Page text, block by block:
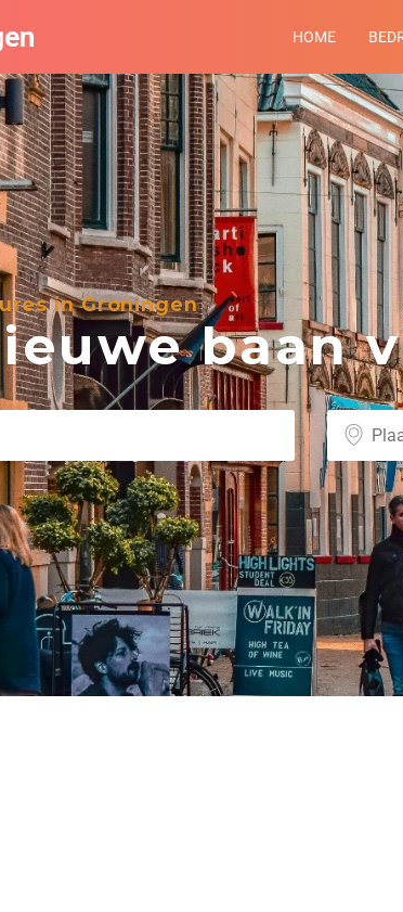
HOME
in Groningen
baan